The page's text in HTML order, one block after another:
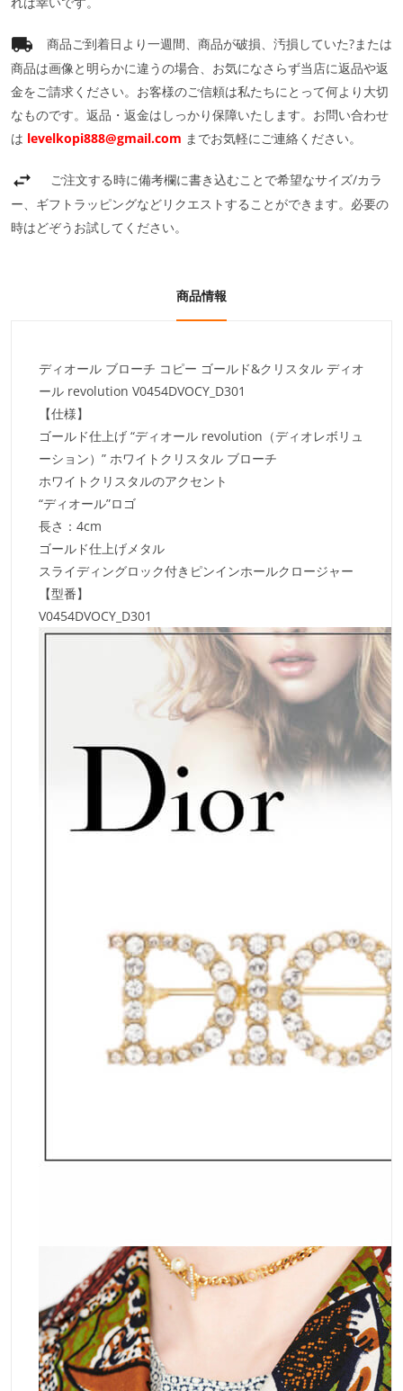
商品ご到着日より一週間、商品が破損、汚損していた?または
商品は画像と明らかに違うの場合、お気になさらず当店に返品や返
金をご請求ください。お客様のご信頼は私たちにとって何より大切
なものです。返品・返金はしっかり保障いたします。お問い合わせ
は levelkopi888@gmail.com までお気軽にご連絡ください。
ご注文する時に備考欄に書き込むことで希望なサイズ/カラ
ー、ギフトラッピングなどリクエストすることができます。必要の
時はどぞうお試してください。
商品情報
ディオール ブローチ コピー ゴールド&クリスタル ディオ
ール revolution V0454DVOCY_D301
【仕様】
ゴールド仕上げ “ディオール revolution（ディオレボリュ
ーション）” ホワイトクリスタル ブローチ
ホワイトクリスタルのアクセント
“ディオール”ロゴ
長さ：4cm
ゴールド仕上げメタル
スライディングロック付きピンインホールクロージャー
【型番】
V0454DVOCY_D301